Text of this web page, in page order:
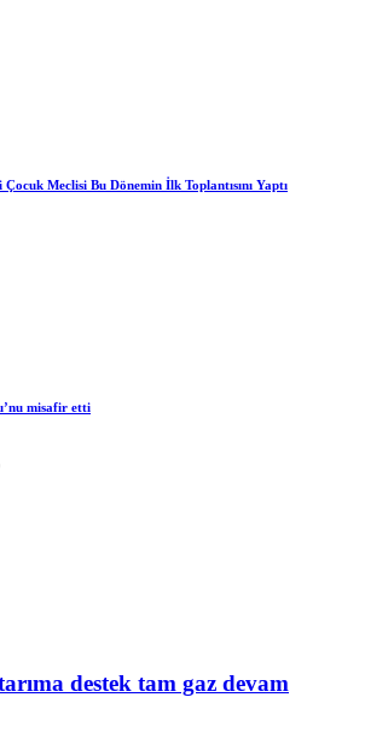
Meclisi Bu Dönemin İlk Toplantısını Yaptı
misafir etti
destek tam gaz devam